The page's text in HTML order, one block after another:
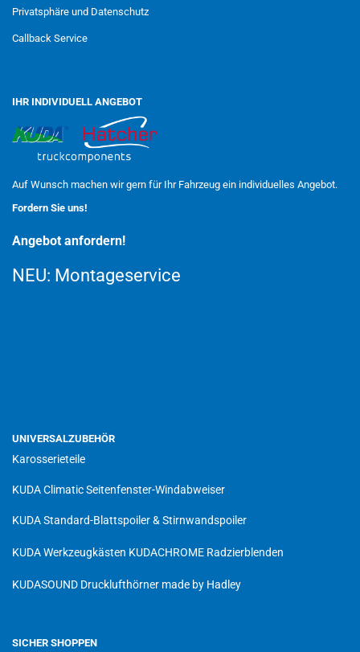
Privatsphäre und Datenschutz
Callback Service
IHR INDIVIDUELL ANGEBOT
Auf Wunsch machen wir gern für Ihr Fahrzeug ein individuelles Angebot.
Fordern Sie uns!
Angebot anfordern!
NEU: Montageservice
UNIVERSALZUBEHÖR
Karosserieteile
KUDA Climatic Seitenfenster-Windabweiser
KUDA Standard-Blattspoiler & Stirnwandspoiler
KUDA Werkzeugkästen KUDACHROME Radzierblenden
KUDASOUND Drucklufthörner made by Hadley
SICHER SHOPPEN